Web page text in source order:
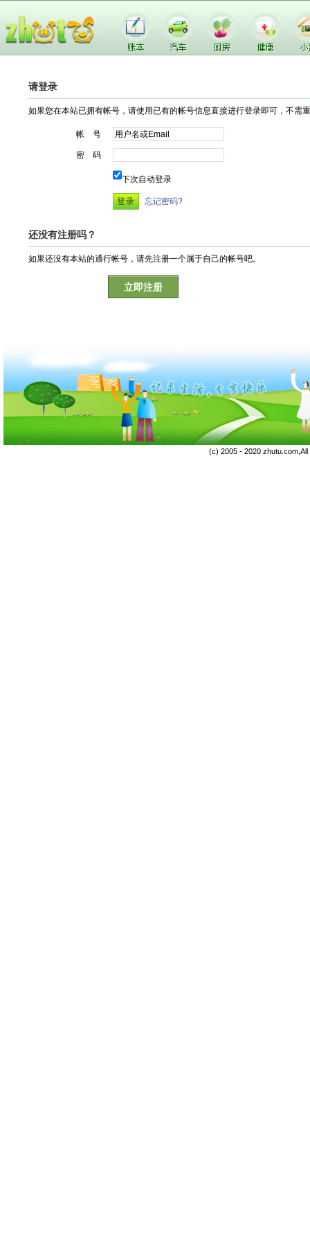
请登录
如果您在本站已拥有帐号，请使用已有的帐号信息直接进行登录即可，不需
帐 号
密 码
下次自动登录
忘记密码?
还没有注册吗？
如果还没有本站的通行帐号，请先注册一个属于自己的帐号吧。
立即注册
(c) 2005 - 2020